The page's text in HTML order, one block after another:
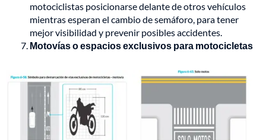
motociclistas posicionarse delante de otros vehículos
mientras esperan el cambio de semáforo, para tener
mejor visibilidad y prevenir posibles accidentes.
Motovías o espacios exclusivos para motocicletas